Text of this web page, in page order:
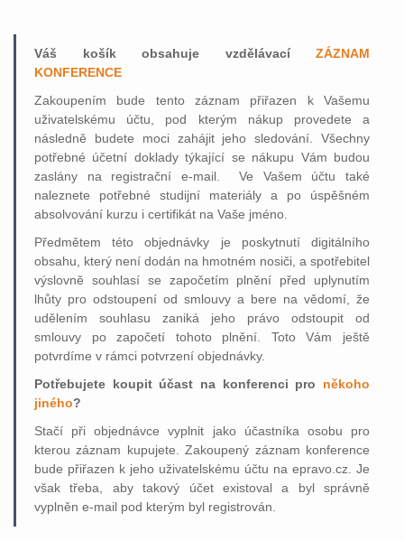
Váš košík obsahuje vzdělávací ZÁZNAM
KONFERENCE
Zakoupením bude tento záznam přiřazen k Vašemu
uživatelskému účtu, pod kterým nákup provedete a
následně budete moci zahájit jeho sledování. Všechny
potřebné účetní doklady týkající se nákupu Vám budou
zaslány na registrační e-mail. Ve Vašem účtu také
naleznete potřebné studijní materiály a po úspěšném
absolvování kurzu i certifikát na Vaše jméno.
Předmětem této objednávky je poskytnutí digitálního
obsahu, který není dodán na hmotném nosiči, a spotřebitel
výslovně souhlasí se započetím plnění před uplynutím
lhůty pro odstoupení od smlouvy a bere na vědomí, že
udělením souhlasu zaniká jeho právo odstoupit od
smlouvy po započetí tohoto plnění. Toto Vám ještě
potvrdíme v rámci potvrzení objednávky.
Potřebujete koupit účast na konferenci pro někoho
jiného?
Stačí při objednávce vyplnit jako účastníka osobu pro
kterou záznam kupujete. Zakoupený záznam konference
bude přiřazen k jeho uživatelskému účtu na epravo.cz. Je
však třeba, aby takový účet existoval a byl správně
vyplněn e-mail pod kterým byl registrován.